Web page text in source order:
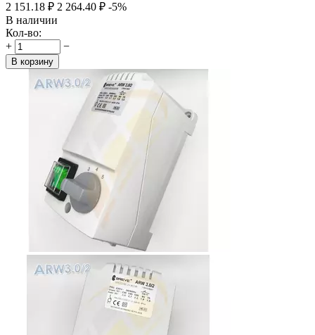
2 151.18 ₽ 2 264.40 ₽ -5%
В наличии
Кол-во:
+
−
В корзину